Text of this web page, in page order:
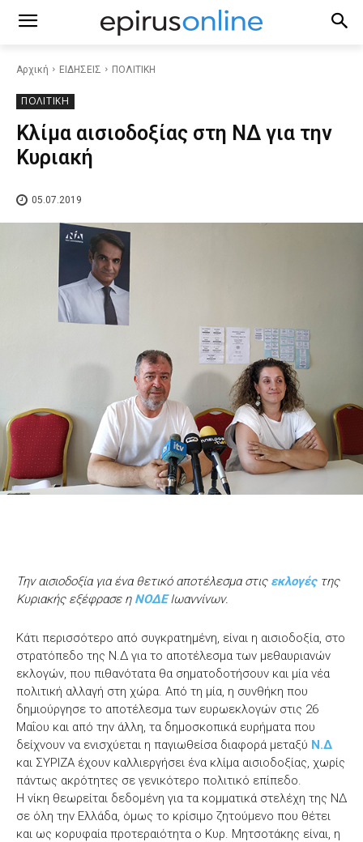
Αρχική ΕΙΔΗΣΕΙΣ ΠΟΛΙΤΙΚΗ
ΠΟΛΙΤΙΚΗ
Κλίμα αισιοδοξίας στη ΝΔ για την
Κυριακή
05.07.2019
Την αισιοδοξία για ένα θετικό αποτέλεσμα στις εκλογέςτης
Κυριακής εξέφρασε η ΝΟΔΕΙωαννίνων.
Κάτι περισσότερο από συγκρατημένη, είναι η αισιοδοξία, στο
στρατόπεδο της Ν.Δ για το αποτέλεσμα των μεθαυριανών
εκλογών, που πιθανότατα θα σηματοδοτήσουν και μία νέα
πολιτική αλλαγή στη χώρα. Από τη μία, η συνθήκη που
δημιούργησε το αποτέλεσμα των ευρωεκλογών στις 26
Μαΐου και από την άλλη, τα δημοσκοπικά ευρήματα που
δείχνουν να ενισχύεται η παγιωθείσα διαφορά μεταξύ Ν.Δ
και ΣΥΡΙΖΑ έχουν καλλιεργήσει ένα κλίμα αισιοδοξίας, χωρίς
πάντως ακρότητες σε γενικότερο πολιτικό επίπεδο.
Η νίκη θεωρείται δεδομένη για τα κομματικά στελέχη της ΝΔ
σε όλη την Ελλάδα, όμως το κρίσιμο ζητούμενο που θέτει
και ως κορυφαία προτεραιότητα ο Κυρ. Μητσοτάκης είναι, η